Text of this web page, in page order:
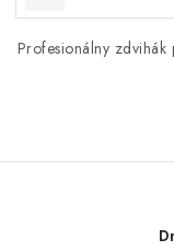
Profesionálny